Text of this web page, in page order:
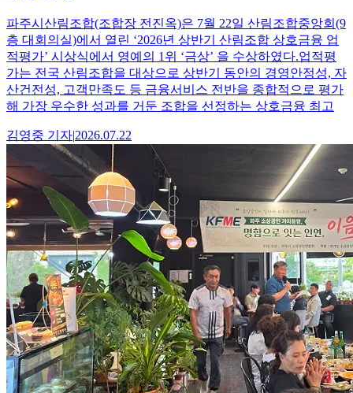
파주시산림조합(조합장 전진옥)은 7월 22일 산림조합중앙회(9
층 대회의실)에서 열린 ‘2026년 상반기 산림조합 상호금융 업
적평가’ 시상식에서 영예의 1위 ‘금상’ 을 수상하였다.업적평
가는 전국 산림조합을 대상으로 상반기 동안의 경영안정성, 자
산건전성, 고객만족도 등 금융서비스 전반을 종합적으로 평가
해 가장 우수한 성과를 거둔 조합을 선정하는 상호금융 최고
김영중 기자|2026.07.22